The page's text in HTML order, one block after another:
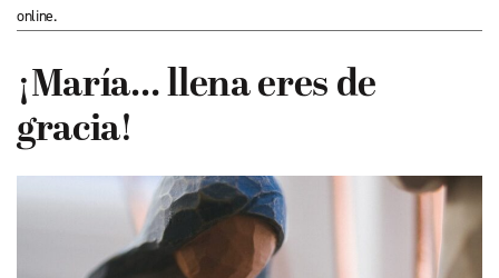
online.
¡María… llena eres de
gracia!